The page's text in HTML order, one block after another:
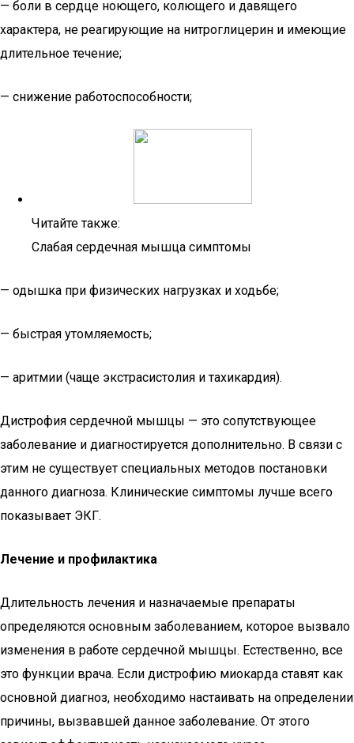
— боли в сердце ноющего, колющего и давящего
характера, не реагирующие на нитроглицерин и имеющие
длительное течение;
— снижение работоспособности;
Читайте также:
Слабая сердечная мышца симптомы
— одышка при физических нагрузках и ходьбе;
— быстрая утомляемость;
— аритмии (чаще экстрасистолия и тахикардия).
Дистрофия сердечной мышцы — это сопутствующее
заболевание и диагностируется дополнительно. В связи с
этим не существует специальных методов постановки
данного диагноза. Клинические симптомы лучше всего
показывает ЭКГ.
Лечение и профилактика
Длительность лечения и назначаемые препараты
определяются основным заболеванием, которое вызвало
изменения в работе сердечной мышцы. Естественно, все
это функции врача. Если дистрофию миокарда ставят как
основной диагноз, необходимо настаивать на определении
причины, вызвавшей данное заболевание. От этого